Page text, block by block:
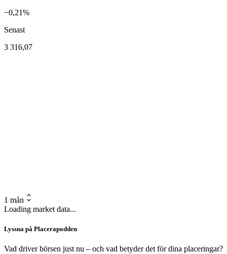
−0,21%
Senast
3 316,07
1 mån
Loading market data...
Lyssna på Placerapodden
Vad driver börsen just nu – och vad betyder det för dina placeringar?